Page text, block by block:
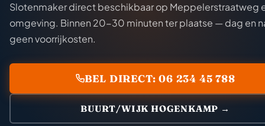
Slotenmaker direct beschikbaar op Meppelerstraatweg
omgeving. Binnen 20-30 minuten ter plaatse — dag en
geen voorrijkosten.
BEL DIRECT: 06 234 45 788
BUURT/WIJK HOGENKAMP →